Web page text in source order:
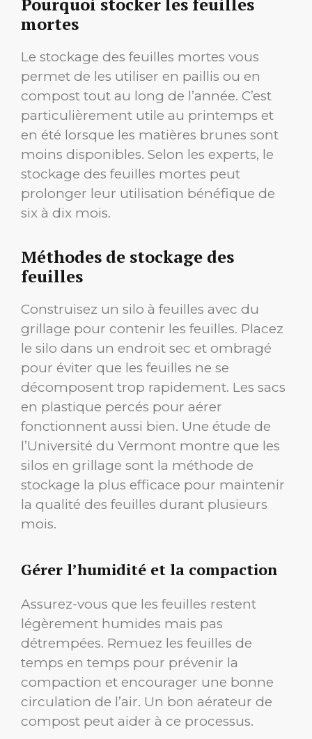
mortes
Le stockage des feuilles mortes vous
permet de les utiliser en paillis ou en
compost tout au long de l’année. C’est
particulièrement utile au printemps et
en été lorsque les matières brunes sont
moins disponibles. Selon les experts, le
stockage des feuilles mortes peut
prolonger leur utilisation bénéfique de
six à dix mois.
Méthodes de stockage des
feuilles
Construisez un silo à feuilles avec du
grillage pour contenir les feuilles. Placez
le silo dans un endroit sec et ombragé
pour éviter que les feuilles ne se
décomposent trop rapidement. Les sacs
en plastique percés pour aérer
fonctionnent aussi bien. Une étude de
l’Université du Vermont montre que les
silos en grillage sont la méthode de
stockage la plus efficace pour maintenir
la qualité des feuilles durant plusieurs
mois.
Gérer l’humidité et la compaction
Assurez-vous que les feuilles restent
légèrement humides mais pas
détrempées. Remuez les feuilles de
temps en temps pour prévenir la
compaction et encourager une bonne
circulation de l’air. Un bon aérateur de
compost peut aider à ce processus.